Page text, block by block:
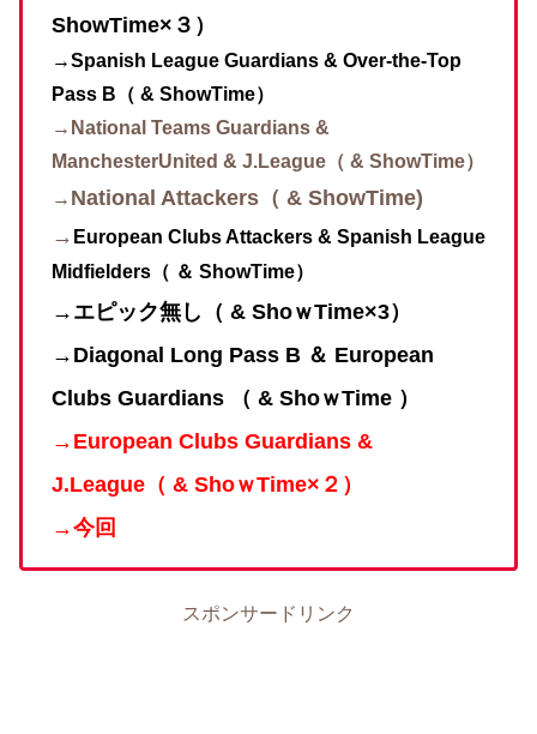
ShowTime×３）
→Spanish League Guardians & Over-the-Top
Pass B（ & ShowTime）
→ National Teams Guardians &
ManchesterUnited & J.League（ & ShowTime）
→ National Attackers（ & ShowTime)
→ European Clubs Attackers & Spanish League
Midfielders（ ＆ ShowTime）
→ エピック無し （ & ShoｗTime×3）
→Diagonal Long Pass B ＆ European
Clubs Guardians （ & ShoｗTime ）
→ European Clubs Guardians &
J.League（ & ShoｗTime×２）
→今回
スポンサードリンク